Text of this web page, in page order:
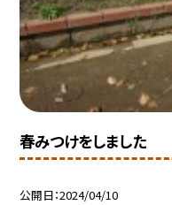
春みつけをしました
公開日 2024/04/10